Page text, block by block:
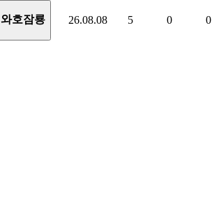
와호잠룡 26.08.08 5 0 0